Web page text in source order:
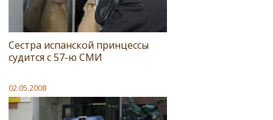
Сестра испанской принцессы
судится с 57-ю СМИ
02.05.2008